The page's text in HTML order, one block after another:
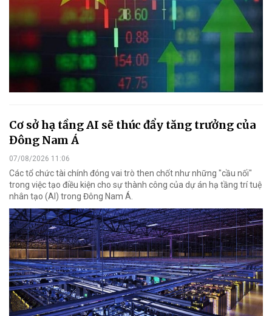
Cơ sở hạ tầng AI sẽ thúc đẩy tăng trưởng của
Đông Nam Á
07/08/2026 11:06
Các tổ chức tài chính đóng vai trò then chốt như những "cầu nối"
trong việc tạo điều kiện cho sự thành công của dự án hạ tầng trí tuệ
nhân tạo (AI) trong Đông Nam Á.